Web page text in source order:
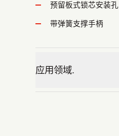
预留板式锁芯安装孔
带弹簧支撑手柄
应用领域.